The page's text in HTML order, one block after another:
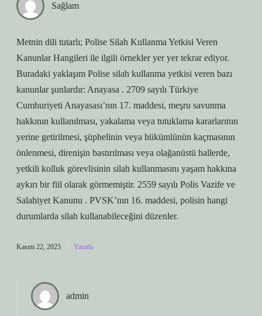
Sağlam
Metnin dili tutarlı; Polise Silah Kullanma Yetkisi Veren
Kanunlar Hangileri ile ilgili örnekler yer yer tekrar ediyor.
Buradaki yaklaşım Polise silah kullanma yetkisi veren bazı
kanunlar şunlardır: Anayasa . 2709 sayılı Türkiye
Cumhuriyeti Anayasası’nın 17. maddesi, meşru savunma
hakkının kullanılması, yakalama veya tutuklama kararlarının
yerine getirilmesi, şüphelinin veya hükümlünün kaçmasının
önlenmesi, direnişin bastırılması veya olağanüstü hallerde,
yetkili kolluk görevlisinin silah kullanmasını yaşam hakkına
aykırı bir fiil olarak görmemiştir. 2559 sayılı Polis Vazife ve
Salahiyet Kanunu . PVSK’nın 16. maddesi, polisin hangi
durumlarda silah kullanabileceğini düzenler.
Kasım 22, 2025 Yanıtla
admin